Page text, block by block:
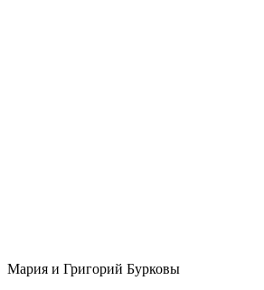
Мария и Григорий Бурковы